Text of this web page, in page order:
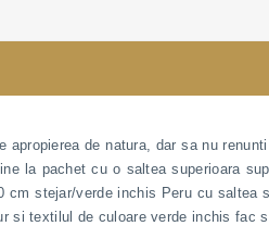
de natura, dar sa nu
la pachet cu o saltea superioara
stejar/verde inchis Peru cu
si textilul de culoare verde inchis fac